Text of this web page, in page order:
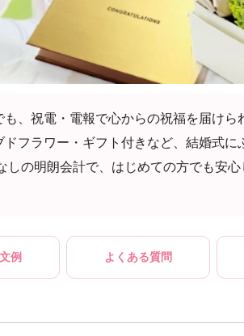
、祝電・電報で心からの祝福を届けら
フラワー・ギフト付きなど、結婚式に
しの明朗会計で、はじめての方でも安
例 よくある質問